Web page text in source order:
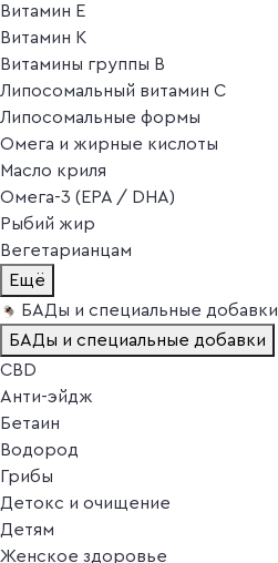
Витамин E
Витамин K
Витамины группы B
Липосомальный витамин C
Липосомальные формы
Омега и жирные кислоты
Масло криля
Омега-3 (EPA / DHA)
Рыбий жир
Вегетарианцам
Ещё
БАДы и специальные добавки
БАДы и специальные добавки
CBD
Анти-эйдж
Бетаин
Водород
Грибы
Детокс и очищение
Детям
Женское здоровье